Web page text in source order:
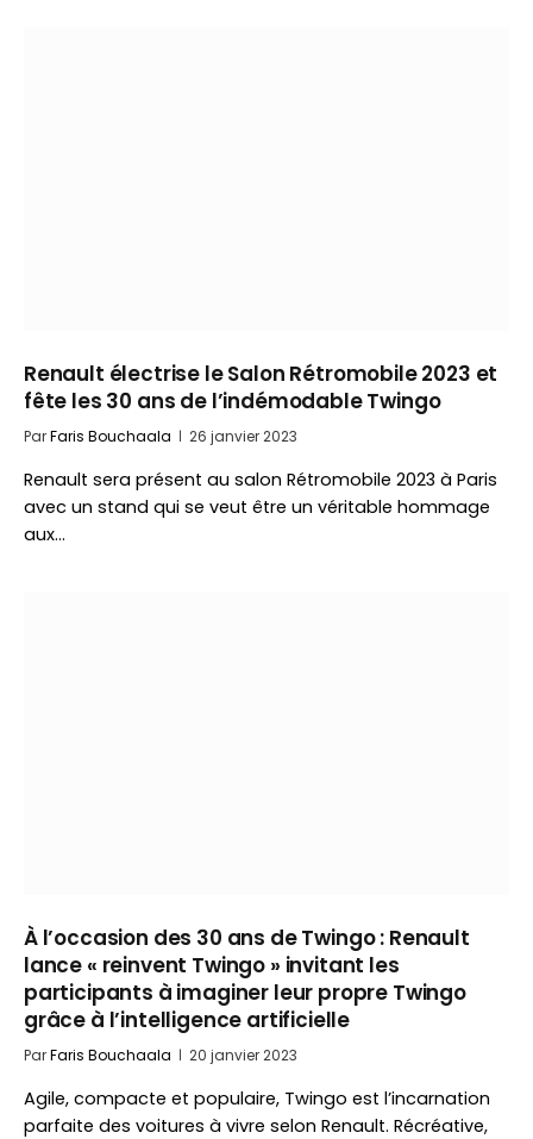
Renault électrise le Salon Rétromobile 2023 et
fête les 30 ans de l’indémodable Twingo
ParFaris Bouchaala 26 janvier 2023
Renault sera présent au salon Rétromobile 2023 à Paris
avec un stand qui se veut être un véritable hommage
aux…
À l’occasion des 30 ans de Twingo : Renault
lance « reinvent Twingo » invitant les
participants à imaginer leur propre Twingo
grâce à l’intelligence artificielle
ParFaris Bouchaala 20 janvier 2023
Agile, compacte et populaire, Twingo est l’incarnation
parfaite des voitures à vivre selon Renault. Récréative,